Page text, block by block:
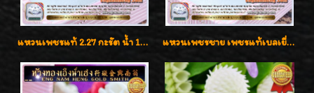
แหวนเพชรแท้ 2.27 กะรัต น้ำ 100% เบลเยี่ยมคัท ลวดลายดอกกุหลาบหรู แหวนเพชรชาย เพชรแท้เบลเยี่ยมคัท น้ำ100% D-Color/VVS 2.46 กะรัต